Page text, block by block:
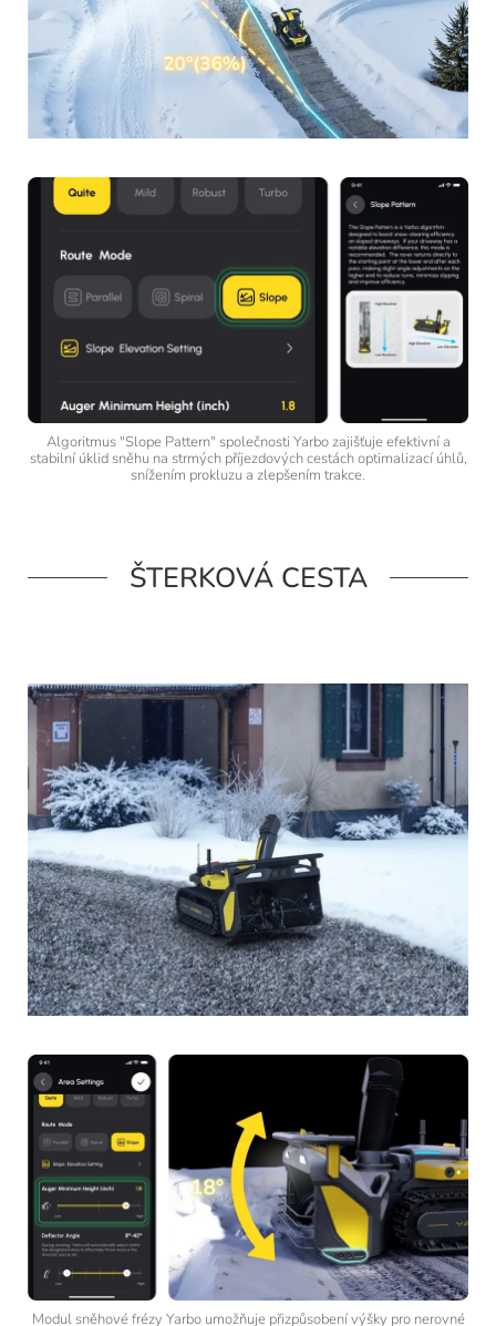
Algoritmus "Slope Pattern" společnosti Yarbo zajišťuje efektivní a
stabilní úklid sněhu na strmých příjezdových cestách optimalizací úhlů,
snížením prokluzu a zlepšením trakce.
ŠTERKOVÁ CESTA
Modul sněhové frézy Yarbo umožňuje přizpůsobení výšky pro nerovné